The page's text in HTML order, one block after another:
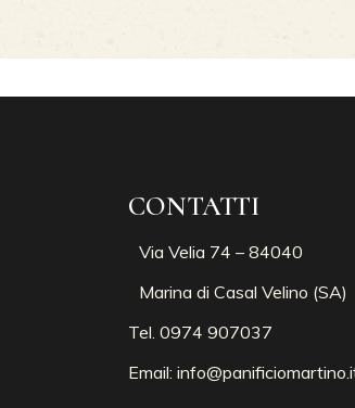
CONTATTI
Via Velia 74 – 84040
Marina di Casal Velino (SA)
Tel. 0974 907037
Email: